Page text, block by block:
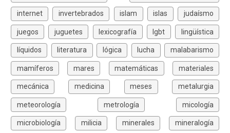
internet invertebrados islam islas judaísmo
juegos juguetes lexicografía lgbt lingüística
líquidos literatura lógica lucha malabarismo
mamíferos mares matemáticas materiales
mecánica medicina meses metalurgia
meteorología metrología micología
microbiología milicia minerales mineralogía